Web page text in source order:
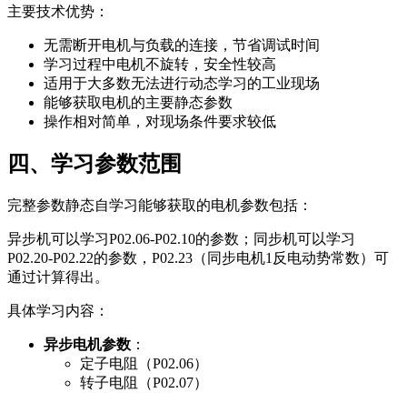
主要技术优势：
无需断开电机与负载的连接，节省调试时间
学习过程中电机不旋转，安全性较高
适用于大多数无法进行动态学习的工业现场
能够获取电机的主要静态参数
操作相对简单，对现场条件要求较低
四、学习参数范围
完整参数静态自学习能够获取的电机参数包括：
异步机可以学习P02.06-P02.10的参数；同步机可以学习
P02.20-P02.22的参数，P02.23（同步电机1反电动势常数）可
通过计算得出。
具体学习内容：
异步电机参数 ：
定子电阻（P02.06）
转子电阻（P02.07）